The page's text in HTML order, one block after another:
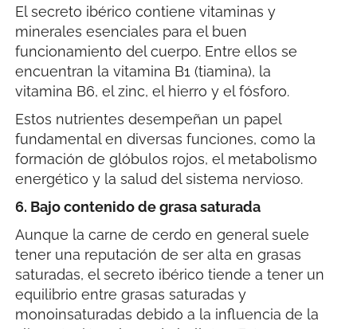
El secreto ibérico contiene vitaminas y
minerales esenciales para el buen
funcionamiento del cuerpo. Entre ellos se
encuentran la vitamina B1 (tiamina), la
vitamina B6, el zinc, el hierro y el fósforo.
Estos nutrientes desempeñan un papel
fundamental en diversas funciones, como la
formación de glóbulos rojos, el metabolismo
energético y la salud del sistema nervioso.
6. Bajo contenido de grasa saturada
Aunque la carne de cerdo en general suele
tener una reputación de ser alta en grasas
saturadas, el secreto ibérico tiende a tener un
equilibrio entre grasas saturadas y
monoinsaturadas debido a la influencia de la